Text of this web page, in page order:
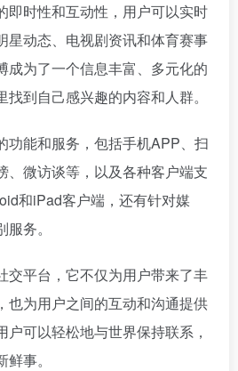
即时性和互动性，用户可以实时
星动态、电视剧资讯和体育赛事
成为了一个信息丰富、多元化的
到自己感兴趣的内容和人群。
功能和服务，包括手机APP、扫
、微访谈等，以及各种客户端支
和iPad客户端，还有针对媒
务。
交平台，它不仅为用户带来了丰
也为用户之间的互动和沟通提供
户可以轻松地与世界保持联系，
事。